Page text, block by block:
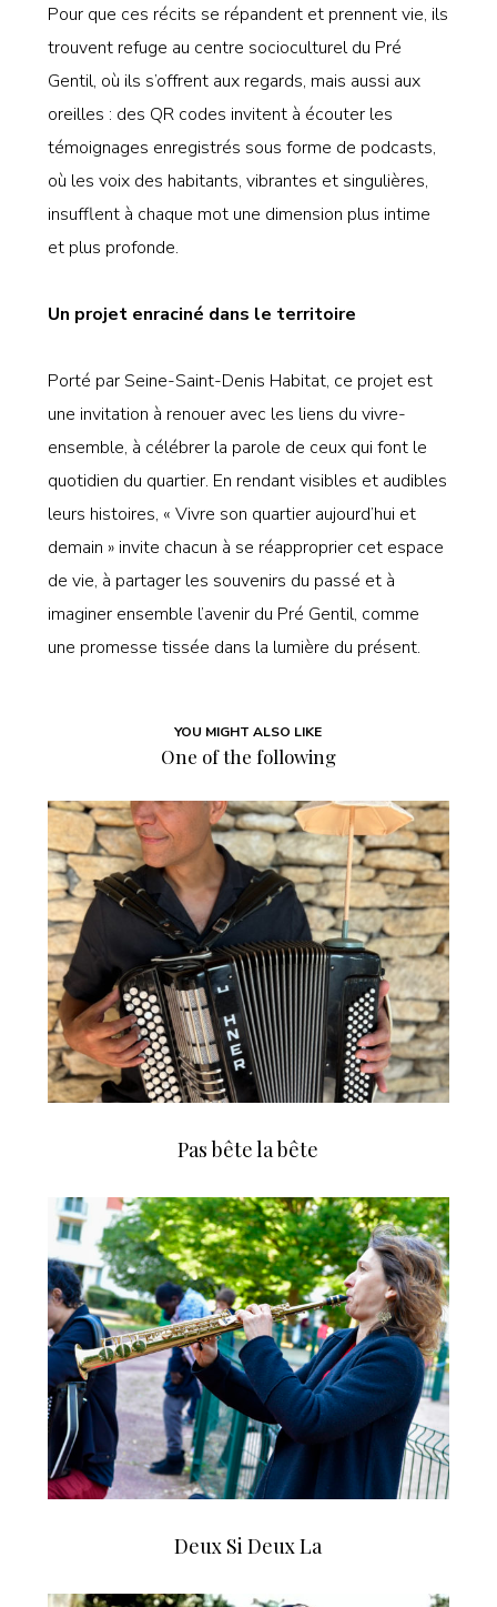
Pour que ces récits se répandent et prennent vie, ils
trouvent refuge au centre socioculturel du Pré
Gentil, où ils s’offrent aux regards, mais aussi aux
oreilles : des QR codes invitent à écouter les
témoignages enregistrés sous forme de podcasts,
où les voix des habitants, vibrantes et singulières,
insufflent à chaque mot une dimension plus intime
et plus profonde.
Un projet enraciné dans le territoire
Porté par Seine-Saint-Denis Habitat, ce projet est
une invitation à renouer avec les liens du vivre-
ensemble, à célébrer la parole de ceux qui font le
quotidien du quartier. En rendant visibles et audibles
leurs histoires, « Vivre son quartier aujourd’hui et
demain » invite chacun à se réapproprier cet espace
de vie, à partager les souvenirs du passé et à
imaginer ensemble l’avenir du Pré Gentil, comme
une promesse tissée dans la lumière du présent.
YOU MIGHT ALSO LIKE
One of the following
Pas bête la bête
Deux Si Deux La